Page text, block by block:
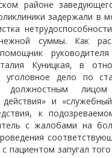
районе
задержали в
суммы. Как
Куницкая, в
уголовное дело по
должностным
действия» и
к
с жалобами на
с пациентом запугал